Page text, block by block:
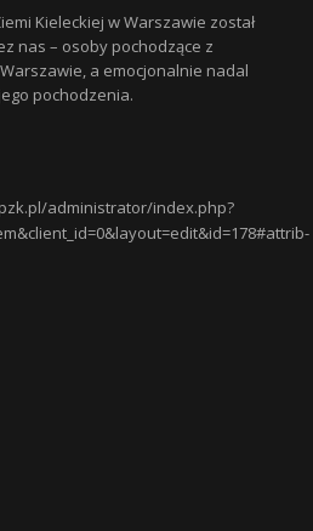
Kieleckiej w Warszawie został
nas – osoby pochodzące z
a emocjonalnie nadal
pochodzenia.
administrator/index.php?